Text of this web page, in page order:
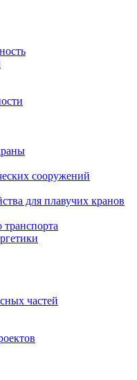
сооружений
для плавучих кранов
частей